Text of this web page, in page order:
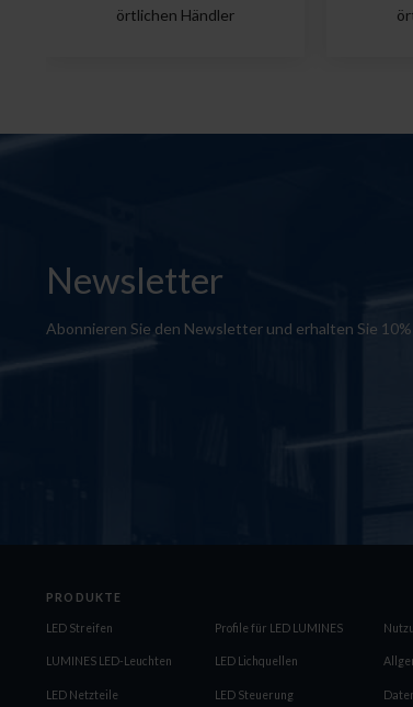
örtlichen Händler
Newsletter
Abonnieren Sie den Newsletter und erhalten Sie
PRODUKTE
LED Streifen Profile für LED LUMINES
LUMINES LED-Leuchten LED Lichquellen
LED Netzteile LED Steuerung